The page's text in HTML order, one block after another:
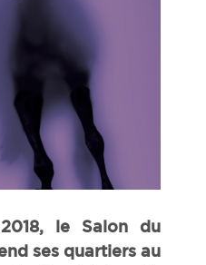
le Salon du
ses quartiers au